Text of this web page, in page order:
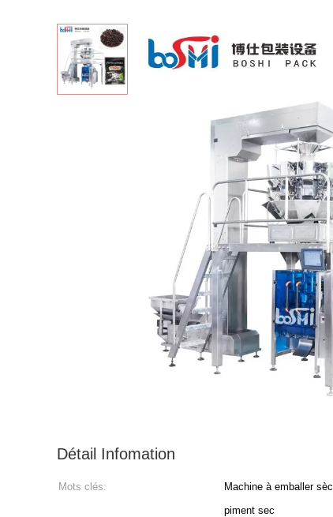
Détail Infomation
Mots clés:
Machine à emballer
piment sec